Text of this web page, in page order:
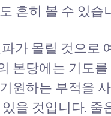
흔히 볼 수 있습
가 몰릴 것으로
본당에는 기도
원하는 부적을
을 것입니다. 줄